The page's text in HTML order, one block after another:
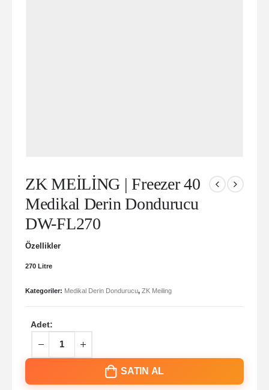
ZK MEİLİNG | Freezer 40
Medikal Derin Dondurucu
DW-FL270
Özellikler
270 Litre
Kategoriler: Medikal Derin Dondurucu, ZK Meiling
Adet:
SATIN AL